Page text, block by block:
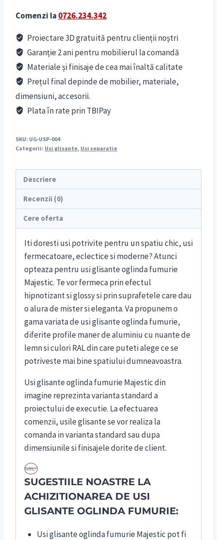
Comenzi la 0726.234.342
Proiectare 3D gratuită pentru clienții noștri
Garanție 2 ani pentru mobilierul la comandă
Materiale și finisaje de cea mai înaltă calitate
Prețul final depinde de mobilier, materiale,
dimensiuni, accesorii.
Plata în rate prin TBIPay
SKU: UG-USP-004
Categorii: Usi glisante, Usi separatie
Descriere
Recenzii (0)
Cere oferta
Iti doresti usi potrivite pentru un spatiu chic, usi
fermecatoare, eclectice si moderne? Atunci
opteaza pentru usi glisante oglinda fumurie
Majestic. Te vor fermeca prin efectul
hipnotizant si glossy si prin suprafetele care dau
o alura de mister si eleganta. Va propunem o
gama variata de usi glisante oglinda fumurie,
diferite profile maner de aluminiu cu nuante de
lemn si culori RAL din care puteti alege ce se
potriveste mai bine spatiului dumneavoastra.
Usi glisante oglinda fumurie Majestic din
imagine reprezinta varianta standard a
proiectului de executie. La efectuarea
comenzii, usile glisante se vor realiza la
comanda in varianta standard sau dupa
dimensiunile si finisajele dorite de client.
SUGESTIILE NOASTRE LA
ACHIZITIONAREA DE USI
GLISANTE OGLINDA FUMURIE:
Usi glisante oglinda fumurie Majestic pot fi